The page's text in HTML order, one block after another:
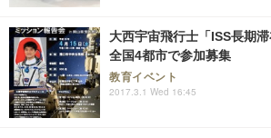
大西宇宙飛行士「ISS長期
全国4都市で参加募集
教育イベント
2017.3.1 Wed 16:45